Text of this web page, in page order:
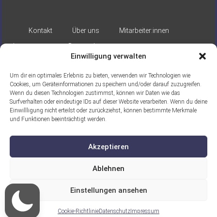
Einwilligung verwalten
Um dir ein optimales Erlebnis zu bieten, verwenden wir Technologien wie
Cookies, um Geräteinformationen zu speichern und/oder darauf zuzugreifen.
Wenn du diesen Technologien zustimmst, können wir Daten wie das
Surfverhalten oder eindeutige IDs auf dieser Website verarbeiten. Wenn du deine
Einwillligung nicht erteilst oder zurückziehst, können bestimmte Merkmale
und Funktionen beeinträchtigt werden.
Akzeptieren
Ablehnen
Einstellungen ansehen
Cookie-RichtlinieDatenschutz Impressum
Kontakt Über uns
Mitarbeiter:innen
Impressum
Datenschutz
Gefördert durch:
Ein Projekt der ASB Seelische Gesundheit
gGmbH